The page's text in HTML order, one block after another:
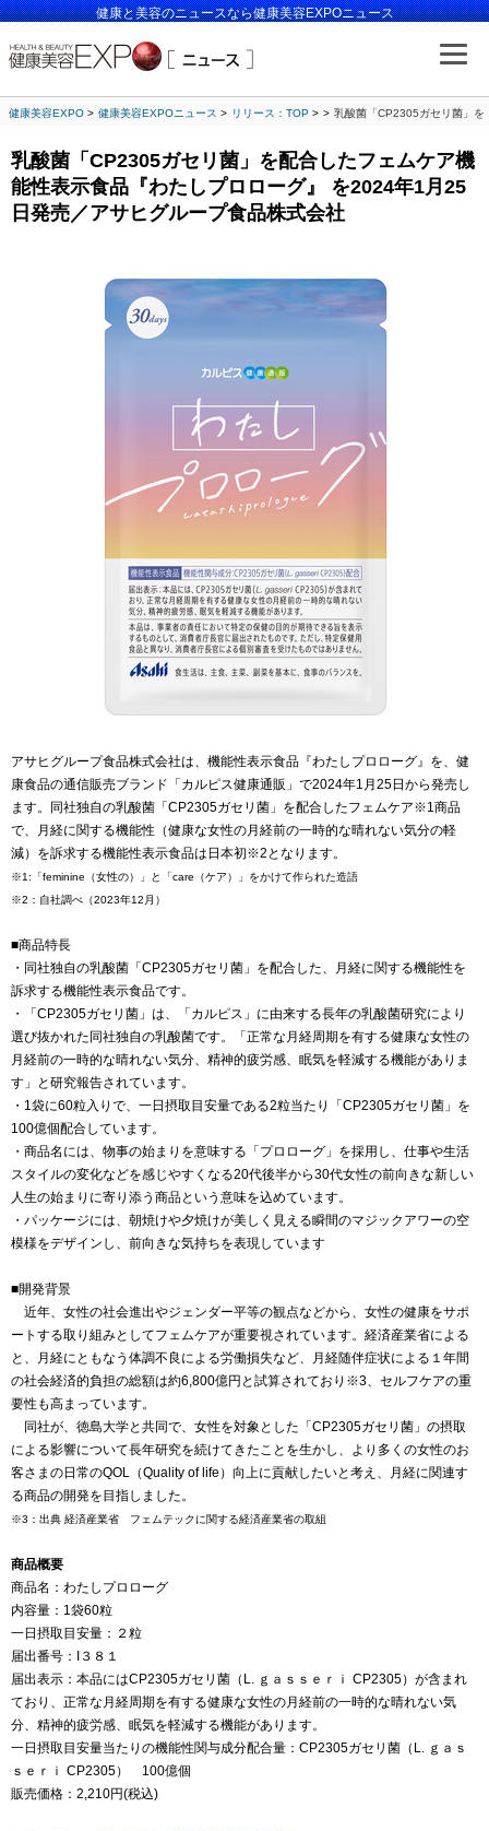
健康と美容のニュースなら健康美容EXPOニュース
健康美容EXPO 健康美容EXPOニュース リリース：TOP 乳酸菌「CP2305ガセリ菌」を
乳酸菌「CP2305ガセリ菌」を配合したフェムケア機
能性表示食品『わたしプロローグ』 を2024年1月25
日発売／アサヒグループ食品株式会社
アサヒグループ食品株式会社は、機能性表示食品『わたしプロローグ』を、健
康食品の通信販売ブランド「カルピス健康通販」で2024年1月25日から発売し
ます。同社独自の乳酸菌「CP2305ガセリ菌」を配合したフェムケア※1商品
で、月経に関する機能性（健康な女性の月経前の一時的な晴れない気分の軽
減）を訴求する機能性表示食品は日本初※2となります。
※1:「feminine（女性の）」と「care（ケア）」をかけて作られた造語
※2：自社調べ（2023年12月）
■商品特長
・同社独自の乳酸菌「CP2305ガセリ菌」を配合した、月経に関する機能性を
訴求する機能性表示食品です。
・「CP2305ガセリ菌」は、「カルピス」に由来する長年の乳酸菌研究により
選び抜かれた同社独自の乳酸菌です。「正常な月経周期を有する健康な女性の
月経前の一時的な晴れない気分、精神的疲労感、眠気を軽減する機能がありま
す」と研究報告されています。
・1袋に60粒入りで、一日摂取目安量である2粒当たり「CP2305ガセリ菌」を
100億個配合しています。
・商品名には、物事の始まりを意味する「プロローグ」を採用し、仕事や生活
スタイルの変化などを感じやすくなる20代後半から30代女性の前向きな新しい
人生の始まりに寄り添う商品という意味を込めています。
・パッケージには、朝焼けや夕焼けが美しく見える瞬間のマジックアワーの空
模様をデザインし、前向きな気持ちを表現しています
■開発背景
近年、女性の社会進出やジェンダー平等の観点などから、女性の健康をサポ
ートする取り組みとしてフェムケアが重要視されています。経済産業省による
と、月経にともなう体調不良による労働損失など、月経随伴症状による１年間
の社会経済的負担の総額は約6,800億円と試算されており※3、セルフケアの重
要性も高まっています。
同社が、徳島大学と共同で、女性を対象とした「CP2305ガセリ菌」の摂取
による影響について長年研究を続けてきたことを生かし、より多くの女性のお
客さまの日常のQOL（Quality of life）向上に貢献したいと考え、月経に関連す
る商品の開発を目指しました。
※3：出典 経済産業省 フェムテックに関する経済産業省の取組
商品概要
商品名：わたしプロローグ
内容量：1袋60粒
一日摂取目安量：２粒
届出番号：I３８１
届出表示：本品にはCP2305ガセリ菌（L. ｇａｓｓｅｒｉ CP2305）が含まれ
ており、正常な月経周期を有する健康な女性の月経前の一時的な晴れない気
分、精神的疲労感、眠気を軽減する機能があります。
一日摂取目安量当たりの機能性関与成分配合量：CP2305ガセリ菌（L. ｇａｓ
ｓｅｒｉ CP2305） 100億個
販売価格：2,210円(税込)